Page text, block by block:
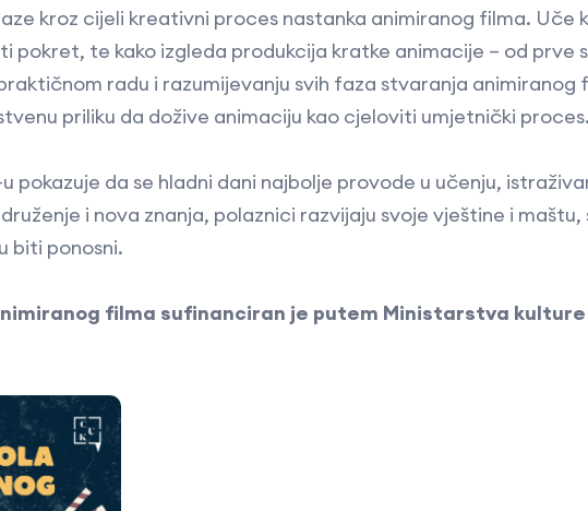
kroz cijeli kreativni proces nastanka animiranog filma. Uče
pokret, te kako izgleda produkcija kratke animacije – od prve
radu i razumijevanju svih faza stvaranja animiranog
priliku da dožive animaciju kao cjeloviti umjetnički proces.
pokazuje da se hladni dani najbolje provode u učenju,
i nova znanja, polaznici razvijaju svoje vještine i
biti ponosni.
filma sufinanciran je putem Ministarstva